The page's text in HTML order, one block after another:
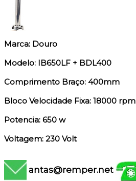
Marca: Douro
Modelo: IB650LF + BDL400
Comprimento Braço: 400mm
Bloco Velocidade Fixa: 18000 rpm
Potencia: 650 w
Voltagem: 230 Volt
antas@remper.net